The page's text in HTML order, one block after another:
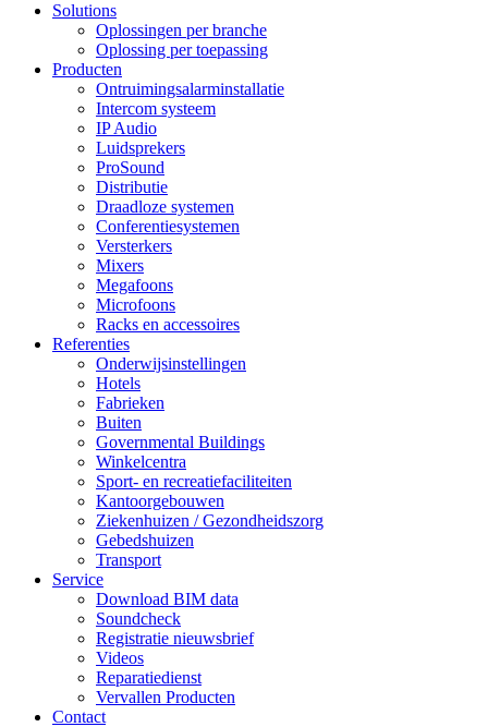
Solutions
Oplossingen per branche
Oplossing per toepassing
Producten
Ontruimingsalarminstallatie
Intercom systeem
IP Audio
Luidsprekers
ProSound
Distributie
Draadloze systemen
Conferentiesystemen
Versterkers
Mixers
Megafoons
Microfoons
Racks en accessoires
Referenties
Onderwijsinstellingen
Hotels
Fabrieken
Buiten
Governmental Buildings
Winkelcentra
Sport- en recreatiefaciliteiten
Kantoorgebouwen
Ziekenhuizen / Gezondheidszorg
Gebedshuizen
Transport
Service
Download BIM data
Soundcheck
Registratie nieuwsbrief
Videos
Reparatiedienst
Vervallen Producten
Contact